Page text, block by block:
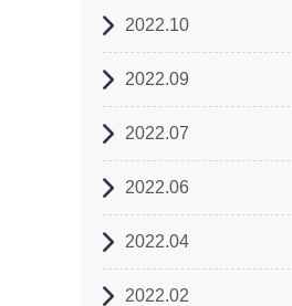
2022.10
2022.09
2022.07
2022.06
2022.04
2022.02